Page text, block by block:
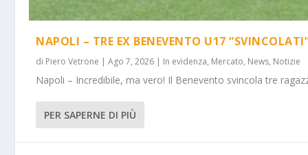
NAPOLI – TRE EX BENEVENTO U17
di Piero Vetrone |Ago 7, 2026 | In evidenza, Mercato, News, Notizie
Napoli – Incredibile, ma vero! Il Benevento svincola tre
PER SAPERNE DI PIÙ